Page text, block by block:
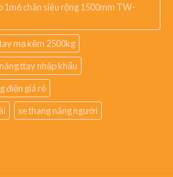
1m6 chân siêu rộng 1500mm TW-
mạ kẽm 2500kg
ttay nhập khẩu
điện giá rẻ
xe thang nâng người